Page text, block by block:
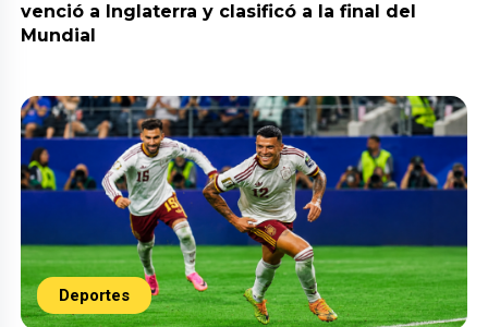
venció a Inglaterra y clasificó a la final del
Mundial
Deportes